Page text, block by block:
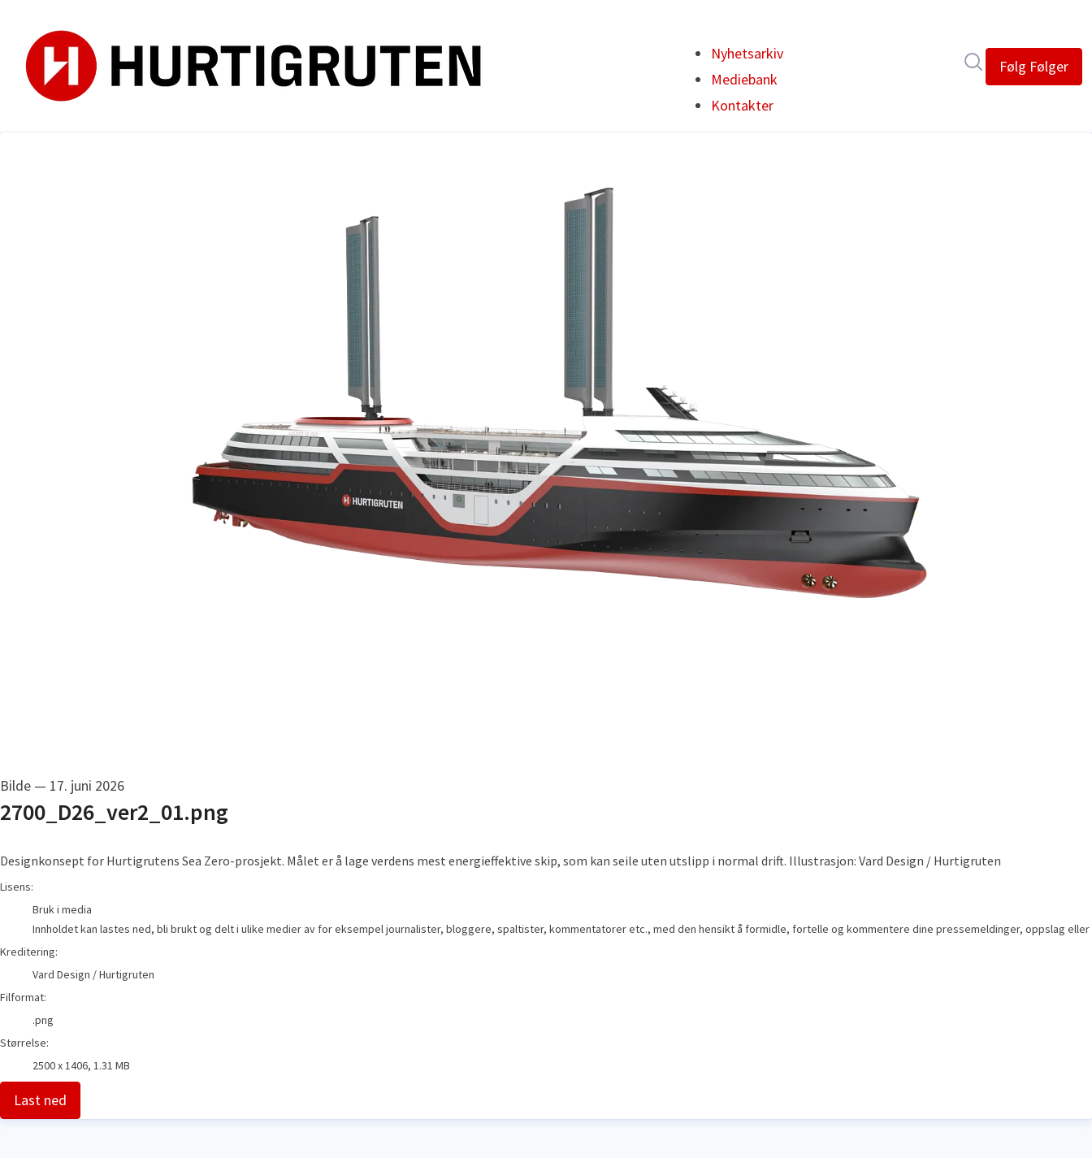
Nyhetsarkiv
Mediebank
Kontakter
Søk i nyhetsrom
Følg Følger
Bilde — 17. juni 2026
2700_D26_ver2_01.png
Designkonsept for Hurtigrutens Sea Zero-prosjekt. Målet er å lage verdens mest energieffektive skip, som kan seile uten utslipp i normal drift. Illustrasjon: Vard Design / Hurtigruten
Vard Design / Hurtigruten
Lisens:
Bruk i media
Innholdet kan lastes ned, bli brukt og delt i ulike medier av for eksempel journalister, bloggere, spaltister, kommentatorer etc., med den hensikt å formidle, fortelle og kommentere dine pressemeldinger, oppslag
Kreditering:
Vard Design / Hurtigruten
Filformat:
.png
Størrelse:
2500 x 1406, 1.31 MB
Last ned